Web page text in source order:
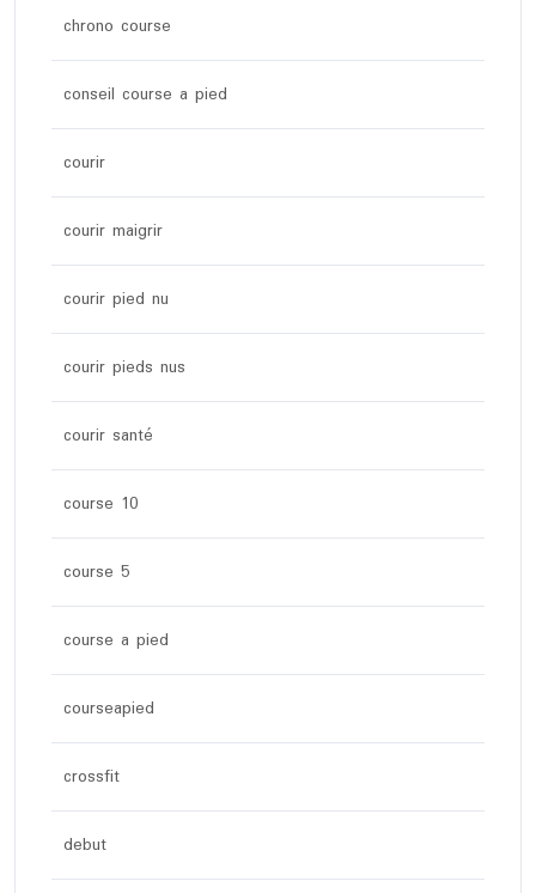
chrono course
conseil course a pied
courir
courir maigrir
courir pied nu
courir pieds nus
courir santé
course 10
course 5
course a pied
courseapied
crossfit
debut